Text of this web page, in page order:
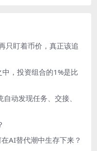
只盯着币价，真正该追
，投资组合的1%是比
动发现任务、交接、
AI替代潮中生存下来？